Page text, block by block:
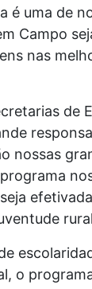
é uma de
Campo
nas
de
nossas
o